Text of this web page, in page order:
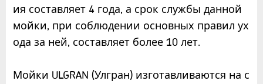
ия составляет 4 года, а срок службы данной
мойки, при соблюдении основных правил ух
ода за ней, составляет более 10 лет.
Мойки ULGRAN (Улгран) изготавливаются на с